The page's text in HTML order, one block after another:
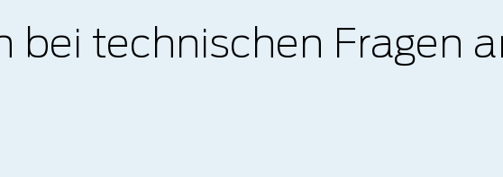
bei technischen Fragen